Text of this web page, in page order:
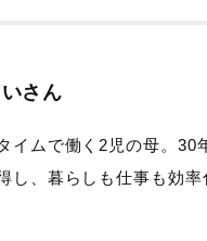
さん
イムで働く2児の母。30
し、暮らしも仕事も効